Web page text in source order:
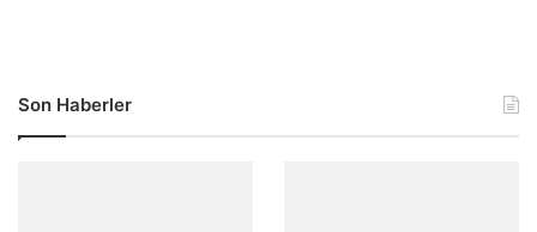
Son Haberler